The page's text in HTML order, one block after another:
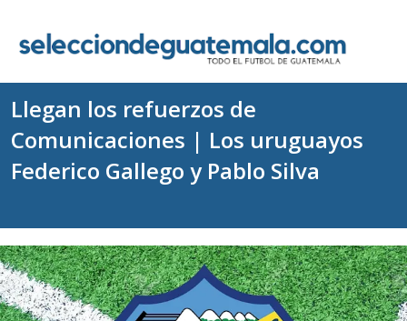
Llegan los refuerzos de
Comunicaciones | Los uruguayos
Federico Gallego y Pablo Silva